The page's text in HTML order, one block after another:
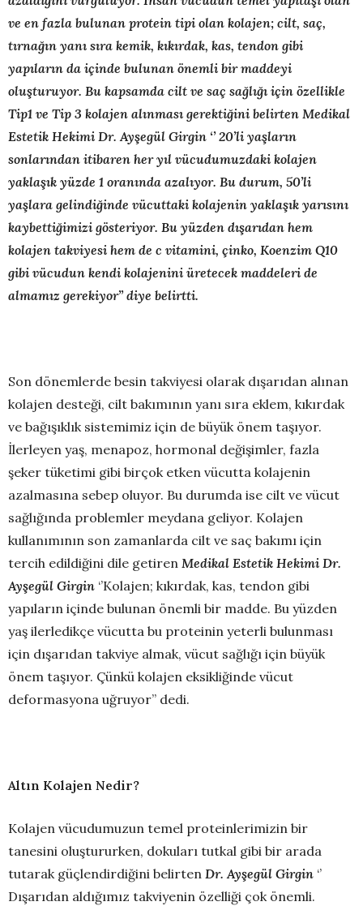
ve en fazla bulunan protein tipi olan kolajen; cilt, saç,
tırnağın yanı sıra kemik, kıkırdak, kas, tendon gibi
yapıların da içinde bulunan önemli bir maddeyi
oluşturuyor. Bu kapsamda cilt ve saç sağlığı için özellikle
Tip1 ve Tip 3 kolajen alınması gerektiğini belirten Medikal
Estetik Hekimi Dr. Ayşegül Girgin ‘’ 20’li yaşların
sonlarından itibaren her yıl vücudumuzdaki kolajen
yaklaşık yüzde 1 oranında azalıyor. Bu durum, 50’li
yaşlara gelindiğinde vücuttaki kolajenin yaklaşık yarısını
kaybettiğimizi gösteriyor. Bu yüzden dışarıdan hem
kolajen takviyesi hem de c vitamini, çinko, Koenzim Q10
gibi vücudun kendi kolajenini üretecek maddeleri de
almamız gerekiyor’’ diye belirtti.
Son dönemlerde besin takviyesi olarak dışarıdan alınan
kolajen desteği, cilt bakımının yanı sıra eklem, kıkırdak
ve bağışıklık sistemimiz için de büyük önem taşıyor.
İlerleyen yaş, menapoz, hormonal değişimler, fazla
şeker tüketimi gibi birçok etken vücutta kolajenin
azalmasına sebep oluyor. Bu durumda ise cilt ve vücut
sağlığında problemler meydana geliyor. Kolajen
kullanımının son zamanlarda cilt ve saç bakımı için
tercih edildiğini dile getiren Medikal Estetik Hekimi Dr.
Ayşegül Girgin ‘’Kolajen; kıkırdak, kas, tendon gibi
yapıların içinde bulunan önemli bir madde. Bu yüzden
yaş ilerledikçe vücutta bu proteinin yeterli bulunması
için dışarıdan takviye almak, vücut sağlığı için büyük
önem taşıyor. Çünkü kolajen eksikliğinde vücut
deformasyona uğruyor’’ dedi.
Altın Kolajen Nedir?
Kolajen vücudumuzun temel proteinlerimizin bir
tanesini oluştururken, dokuları tutkal gibi bir arada
tutarak güçlendirdiğini belirten Dr. Ayşegül Girgin ‘’
Dışarıdan aldığımız takviyenin özelliği çok önemli.